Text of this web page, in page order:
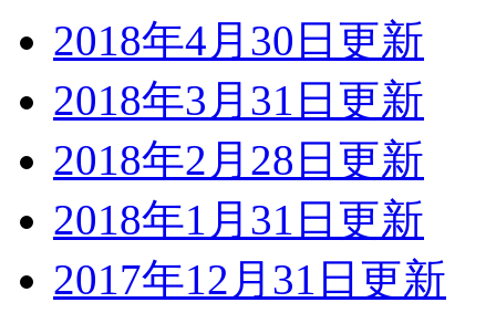
2018年4月30日更新
2018年3月31日更新
2018年2月28日更新
2018年1月31日更新
2017年12月31日更新